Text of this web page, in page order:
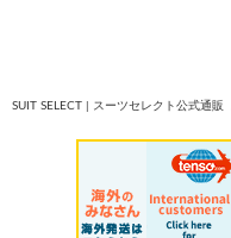
SUIT SELECT | スーツセレクト公式通販